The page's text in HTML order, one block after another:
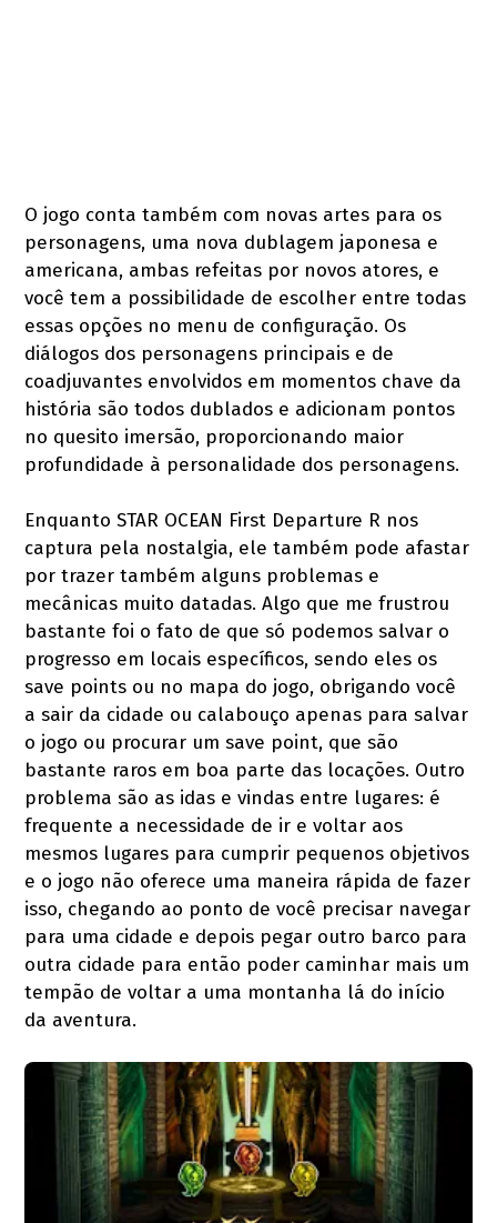
O jogo conta também com novas artes para os
personagens, uma nova dublagem japonesa e
americana, ambas refeitas por novos atores, e
você tem a possibilidade de escolher entre todas
essas opções no menu de configuração. Os
diálogos dos personagens principais e de
coadjuvantes envolvidos em momentos chave da
história são todos dublados e adicionam pontos
no quesito imersão, proporcionando maior
profundidade à personalidade dos personagens.
Enquanto STAR OCEAN First Departure R nos
captura pela nostalgia, ele também pode afastar
por trazer também alguns problemas e
mecânicas muito datadas. Algo que me frustrou
bastante foi o fato de que só podemos salvar o
progresso em locais específicos, sendo eles os
save points ou no mapa do jogo, obrigando você
a sair da cidade ou calabouço apenas para salvar
o jogo ou procurar um save point, que são
bastante raros em boa parte das locações. Outro
problema são as idas e vindas entre lugares: é
frequente a necessidade de ir e voltar aos
mesmos lugares para cumprir pequenos objetivos
e o jogo não oferece uma maneira rápida de fazer
isso, chegando ao ponto de você precisar navegar
para uma cidade e depois pegar outro barco para
outra cidade para então poder caminhar mais um
tempão de voltar a uma montanha lá do início
da aventura.